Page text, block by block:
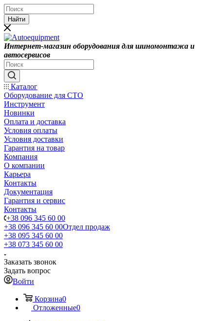
Найти
Интернет-магазин оборудования для шиномонтажа и
автосервисов
Каталог
Оборудование для СТО
Инструмент
Новинки
Оплата и доставка
Условия оплаты
Условия доставки
Гарантия на товар
Компания
О компании
Карьера
Контакты
Документация
Гарантия и сервис
Контакты
+38 096 345 60 00
+38 096 345 60 00Отдел продаж
+38 095 345 60 00
+38 073 345 60 00
Заказать звонок
Задать вопрос
Войти
Корзина0
Отложенные0